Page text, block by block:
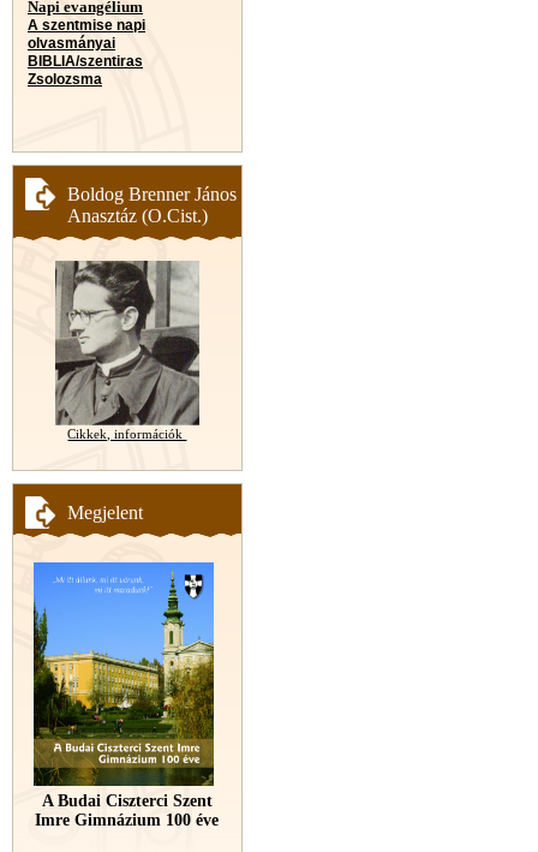
Napi evangélium
A szentmise napi
olvasmányai
BIBLIA/szentiras
Zsolozsma
Boldog Brenner János
Anasztáz (O.Cist.)
Cikkek, információk
Megjelent
A Budai Ciszterci Szent
Imre Gimnázium 100 éve